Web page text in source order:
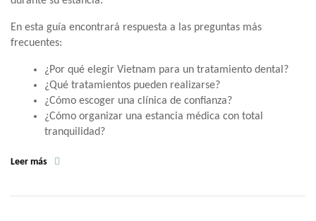
En esta guía encontrará respuesta a las preguntas más
frecuentes:
¿Por qué elegir Vietnam para un tratamiento dental?
¿Qué tratamientos pueden realizarse?
¿Cómo escoger una clínica de confianza?
¿Cómo organizar una estancia médica con total
tranquilidad?
Leer más